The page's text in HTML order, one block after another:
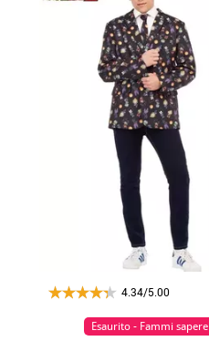
4.34/5.00
Esaurito - Fammi sapere